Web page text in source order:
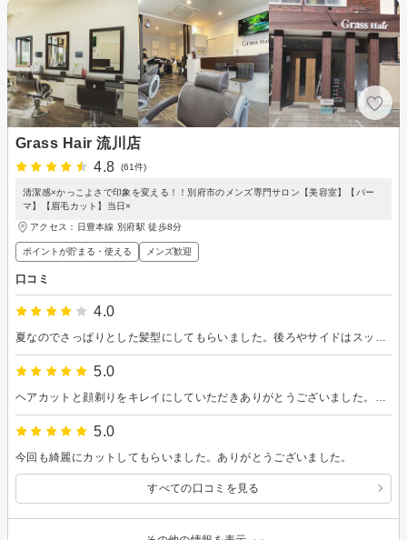
Grass Hair 流川店
4.8
(61件)
清潔感×かっこよさで印象を変える！！別府市のメンズ専門サロン【美容室】【パー
マ】【眉毛カット】当日×
アクセス：日豊本線 別府駅 徒歩8分
ポイントが貯まる・使える メンズ歓迎
口コミ
4.0
5.0
5.0
今回も綺麗にカットしてもらいました。ありがとうございました。
すべての口コミを見る